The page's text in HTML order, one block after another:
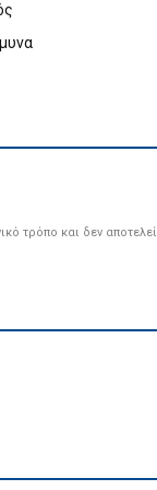
τρόπο και δεν αποτελεί